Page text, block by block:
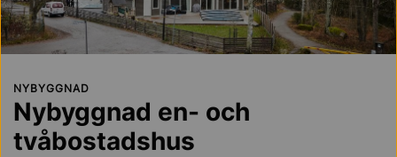
NYBYGGNAD
Nybyggnad en- och
tvåbostadshus